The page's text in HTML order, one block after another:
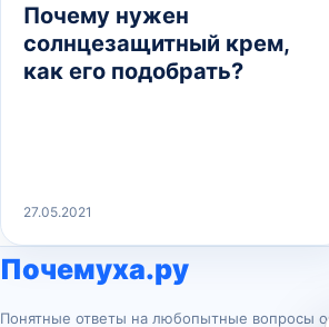
Почему нужен
солнцезащитный крем,
как его подобрать?
27.05.2021
Почемуха.ру
Понятные ответы на любопытные вопросы о